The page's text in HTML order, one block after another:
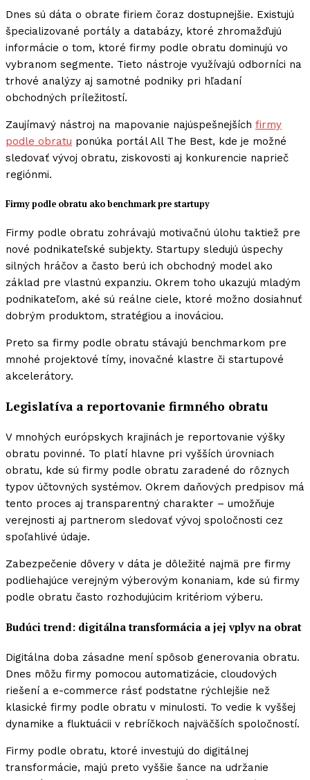
Dnes sú dáta o obrate firiem čoraz dostupnejšie. Existujú
špecializované portály a databázy, ktoré zhromažďujú
informácie o tom, ktoré firmy podle obratu dominujú vo
vybranom segmente. Tieto nástroje využívajú odborníci na
trhové analýzy aj samotné podniky pri hľadaní
obchodných príležitostí.
Zaujímavý nástroj na mapovanie najúspešnejších firmy
podle obratu ponúka portál All The Best, kde je možné
sledovať vývoj obratu, ziskovosti aj konkurencie naprieč
regiónmi.
Firmy podle obratu ako benchmark pre startupy
Firmy podle obratu zohrávajú motivačnú úlohu taktiež pre
nové podnikateľské subjekty. Startupy sledujú úspechy
silných hráčov a často berú ich obchodný model ako
základ pre vlastnú expanziu. Okrem toho ukazujú mladým
podnikateľom, aké sú reálne ciele, ktoré možno dosiahnuť
dobrým produktom, stratégiou a inováciou.
Preto sa firmy podle obratu stávajú benchmarkom pre
mnohé projektové tímy, inovačné klastre či startupové
akcelerátory.
Legislatíva a reportovanie firmného obratu
V mnohých európskych krajinách je reportovanie výšky
obratu povinné. To platí hlavne pri vyšších úrovniach
obratu, kde sú firmy podle obratu zaradené do rôznych
typov účtovných systémov. Okrem daňových predpisov má
tento proces aj transparentný charakter – umožňuje
verejnosti aj partnerom sledovať vývoj spoločnosti cez
spoľahlivé údaje.
Zabezpečenie dôvery v dáta je dôležité najmä pre firmy
podliehajúce verejným výberovým konaniam, kde sú firmy
podle obratu často rozhodujúcim kritériom výberu.
Budúci trend: digitálna transformácia a jej vplyv na obrat
Digitálna doba zásadne mení spôsob generovania obratu.
Dnes môžu firmy pomocou automatizácie, cloudových
riešení a e-commerce rásť podstatne rýchlejšie než
klasické firmy podle obratu v minulosti. To vedie k vyššej
dynamike a fluktuácii v rebríčkoch najväčších spoločností.
Firmy podle obratu, ktoré investujú do digitálnej
transformácie, majú preto vyššie šance na udržanie